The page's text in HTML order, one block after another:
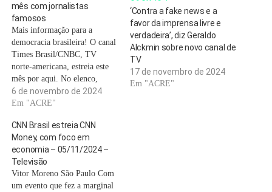
mês com jornalistas
famosos
Mais informação para a
democracia brasileira! O canal
Times Brasil/CNBC, TV
norte-americana, estreia este
mês por aqui. No elenco,
nomes de peso do jornalismo
nacional como Cristiane
Barcellos e Fabio Turci, todos
ex-Globo. O evento de
lançamento, em São Paulo,
teve a presença de várias
estrelas…
6 de novembro de 2024
Em "ACRE"
‘Contra a fake news e a
favor da imprensa livre e
verdadeira’, diz Geraldo
Alckmin sobre novo canal de
TV
17 de novembro de 2024
Em "ACRE"
CNN Brasil estreia CNN
Money, com foco em
economia – 05/11/2024 –
Televisão
Vitor Moreno São Paulo Com
um evento que fez a marginal